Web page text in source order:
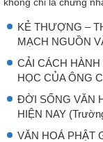
KẺ THƯỢNG –
MẠCH NGUỒN
CẢI CÁCH
HỌC CỦA ÔNG
ĐỜI SỐNG VĂN
HIỆN NAY
VĂN HOÁ PHẬT